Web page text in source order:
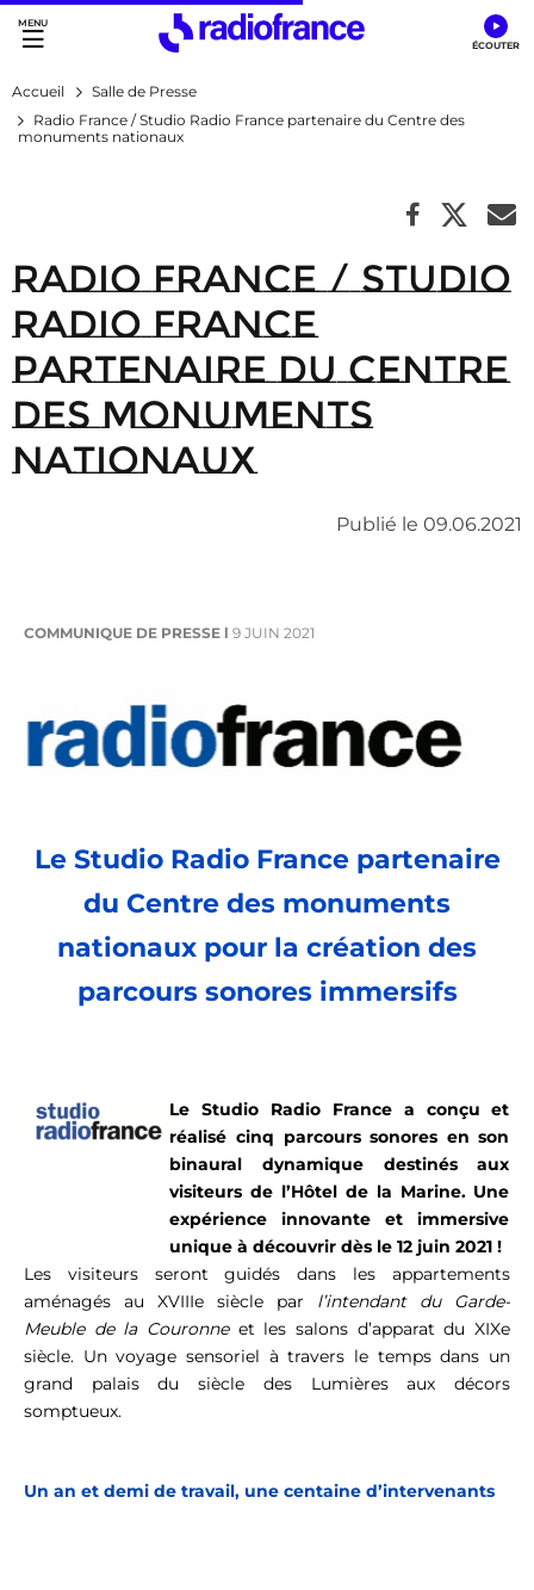
Accès direct :
Menu principal
Contenu
Accueil
Salle de Presse
Radio France / Studio Radio France partenaire du Centre des
monuments nationaux
Radio France / Studio
Radio France
partenaire du Centre
des monuments
nationaux
Publié le 09.06.2021
COMMUNIQUE DE PRESSE l 9 JUIN 2021
Le Studio Radio France partenaire
du Centre des monuments
nationaux pour la création des
parcours sonores immersifs
Le Studio Radio France a conçu et
réalisé cinq parcours sonores en son
binaural dynamique destinés aux
visiteurs de l’Hôtel de la Marine. Une
expérience innovante et immersive
unique à découvrir dès le 12 juin 2021 !
Les visiteurs seront guidés dans les appartements
aménagés au XVIIIe siècle par l’intendant du Garde-
Meuble de la Couronneet les salons d’apparat du XIXe
siècle. Un voyage sensoriel à travers le temps dans un
grand palais du siècle des Lumières aux décors
somptueux.
Un an et demi de travail, une centaine d’intervenants